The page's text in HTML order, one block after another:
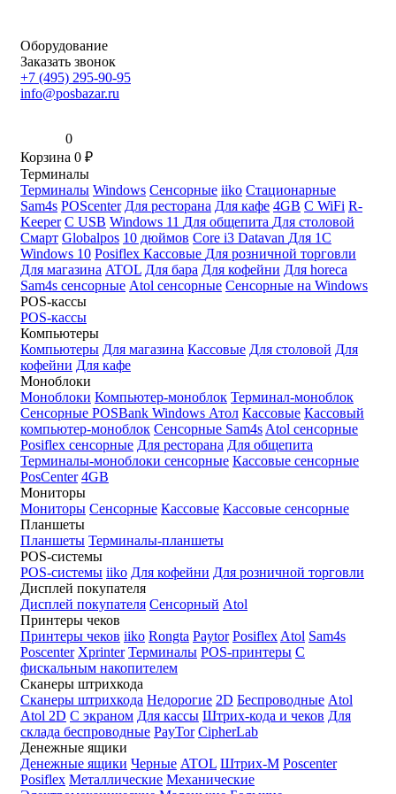
Оборудование
Заказать звонок
+7 (495) 295-90-95
info@posbazar.ru
0
Корзина 0 ₽
Терминалы
Терминалы Windows Сенсорные iiko Стационарные
Sam4s POScenter Для ресторана Для кафе 4GB С WiFi R-
Keeper С USB Windows 11 Для общепита Для столовой
Смарт Globalpos 10 дюймов Core i3 Datavan Для 1С
Windows 10 Posiflex Кассовые Для розничной торговли
Для магазина ATOL Для бара Для кофейни Для horeca
Sam4s сенсорные Atol сенсорные Сенсорные на Windows
POS-кассы
POS-кассы
Компьютеры
Компьютеры Для магазина Кассовые Для столовой Для
кофейни Для кафе
Моноблоки
Моноблоки Компьютер-моноблок Терминал-моноблок
Сенсорные POSBank Windows Атол Кассовые Кассовый
компьютер-моноблок Сенсорные Sam4s Atol сенсорные
Posiflex сенсорные Для ресторана Для общепита
Терминалы-моноблоки сенсорные Кассовые сенсорные
PosCenter 4GB
Мониторы
Мониторы Сенсорные Кассовые Кассовые сенсорные
Планшеты
Планшеты Терминалы-планшеты
POS-системы
POS-системы iiko Для кофейни Для розничной торговли
Дисплей покупателя
Дисплей покупателя Сенсорный Atol
Принтеры чеков
Принтеры чеков iiko Rongta Paytor Posiflex Atol Sam4s
Poscenter Xprinter Терминалы POS-принтеры С
фискальным накопителем
Сканеры штрихкода
Сканеры штрихкода Недорогие 2D Беспроводные Atol
Atol 2D С экраном Для кассы Штрих-кода и чеков Для
склада беспроводные PayTor CipherLab
Денежные ящики
Денежные ящики Черные ATOL Штрих-М Poscenter
Posiflex Металлические Механические